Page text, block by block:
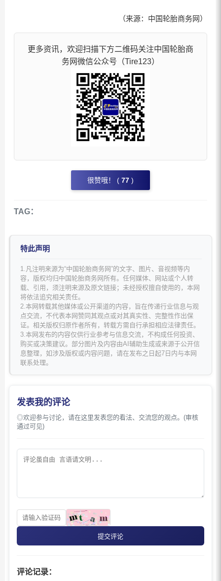
（来源：中国轮胎商务网）
更多资讯，欢迎扫描下方二维码关注中国轮胎商
务网微信公众号（Tire123）
很赞哦！ ( 77 )
TAG：
特此声明
1.凡注明来源为“中国轮胎商务网”的文字、图片、音视频等内
容，版权均归中国轮胎商务网所有。任何媒体、网站或个人转
载、引用，须注明来源及原文链接；未经授权擅自使用的，本网
将依法追究相关责任。
2.本网转载其他媒体或公开渠道的内容，旨在传递行业信息与观
点交流，不代表本网赞同其观点或对其真实性、完整性作出保
证。相关版权归原作者所有，转载方需自行承担相应法律责任。
3.本网发布的内容仅供行业参考与信息交流，不构成任何投资、
购买或决策建议。部分图片及内容由AI辅助生成或来源于公开信
息整理，如涉及版权或内容问题，请在发布之日起7日内与本网
联系处理。
发表我的评论
◎欢迎参与讨论，请在这里发表您的看法、交流您的观点。(审核
通过可见)
提交评论
评论记录：